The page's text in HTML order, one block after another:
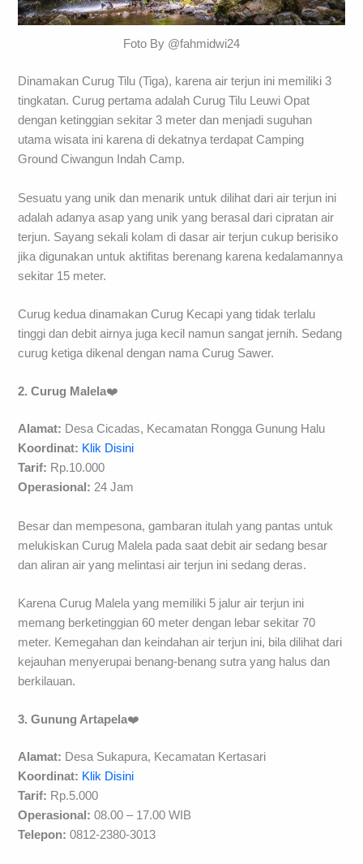
Foto By @fahmidwi24
Dinamakan Curug Tilu (Tiga), karena air terjun ini memiliki 3
tingkatan. Curug pertama adalah Curug Tilu Leuwi Opat
dengan ketinggian sekitar 3 meter dan menjadi suguhan
utama wisata ini karena di dekatnya terdapat Camping
Ground Ciwangun Indah Camp.
Sesuatu yang unik dan menarik untuk dilihat dari air terjun ini
adalah adanya asap yang unik yang berasal dari cipratan air
terjun. Sayang sekali kolam di dasar air terjun cukup berisiko
jika digunakan untuk aktifitas berenang karena kedalamannya
sekitar 15 meter.
Curug kedua dinamakan Curug Kecapi yang tidak terlalu
tinggi dan debit airnya juga kecil namun sangat jernih. Sedang
curug ketiga dikenal dengan nama Curug Sawer.
2. Curug Malela❤️
Alamat: Desa Cicadas, Kecamatan Rongga Gunung Halu
Koordinat: Klik Disini
Tarif: Rp.10.000
Operasional:24 Jam
Besar dan mempesona, gambaran itulah yang pantas untuk
melukiskan Curug Malela pada saat debit air sedang besar
dan aliran air yang melintasi air terjun ini sedang deras.
Karena Curug Malela yang memiliki 5 jalur air terjun ini
memang berketinggian 60 meter dengan lebar sekitar 70
meter. Kemegahan dan keindahan air terjun ini, bila dilihat dari
kejauhan menyerupai benang-benang sutra yang halus dan
berkilauan.
3. Gunung Artapela❤️
Alamat: Desa Sukapura, Kecamatan Kertasari
Koordinat: Klik Disini
Tarif: Rp.5.000
Operasional:08.00 – 17.00 WIB
Telepon: 0812-2380-3013